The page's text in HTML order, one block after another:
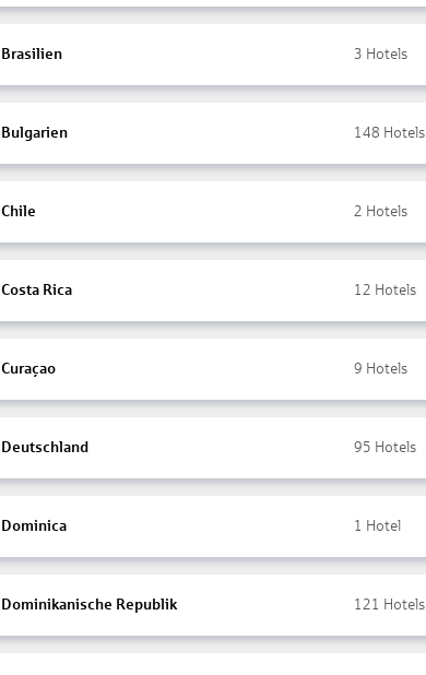
Brasilien 3 Hotels
Bulgarien 148 Hotels
Chile 2 Hotels
Costa Rica 12 Hotels
Curaçao 9 Hotels
Deutschland 95 Hotels
Dominica 1 Hotel
Dominikanische Republik 121 Hotels